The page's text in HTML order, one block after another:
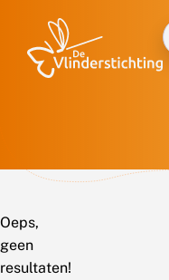
Oeps,
geen
resultaten!